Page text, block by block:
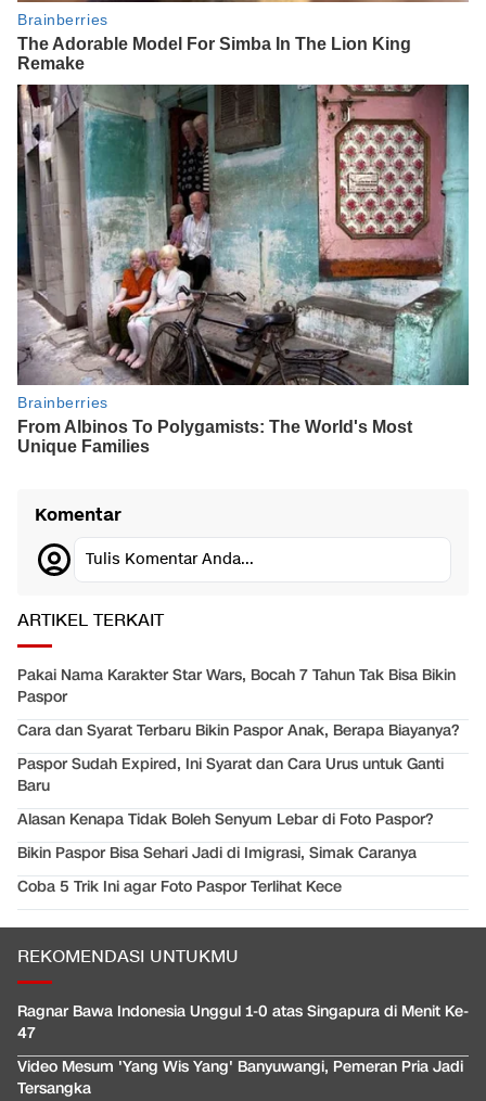
Komentar
Tulis Komentar Anda...
ARTIKEL TERKAIT
Pakai Nama Karakter Star Wars, Bocah 7 Tahun Tak Bisa Bikin
Paspor
Cara dan Syarat Terbaru Bikin Paspor Anak, Berapa Biayanya?
Paspor Sudah Expired, Ini Syarat dan Cara Urus untuk Ganti
Baru
Alasan Kenapa Tidak Boleh Senyum Lebar di Foto Paspor?
Bikin Paspor Bisa Sehari Jadi di Imigrasi, Simak Caranya
Coba 5 Trik Ini agar Foto Paspor Terlihat Kece
REKOMENDASI UNTUKMU
Ragnar Bawa Indonesia Unggul 1-0 atas Singapura di Menit Ke-
47
Video Mesum 'Yang Wis Yang' Banyuwangi, Pemeran Pria Jadi
Tersangka